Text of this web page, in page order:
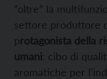
“oltre” la
settore produttore
protagonista della
umani: cibo di
aromatiche per